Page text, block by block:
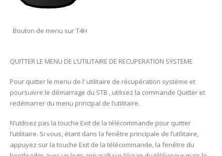
Bouton de menu sur T4H
QUITTER LE MENU DE L’UTILITAIRE DE RECUPERATION SYSTEME
Pour quitter le menu de l’ utilitaire de récupération système et
poursuivre le démarrage du STB , utilisez la commande Quitter et
redémarrer du menu principal de l’utilitaire.
N’utilisez pas la touche Exit de la télécommande pour quitter
l’utilitaire. Si vous, étant dans la fenêtre principale de l’utilitaire,
appuyez sur la touche Exit de la télécommande, la fenêtre du